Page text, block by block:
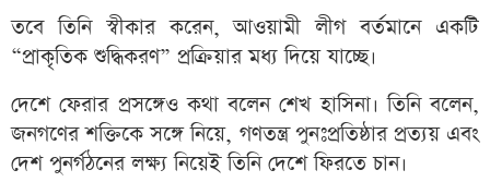
তবে তিনি স্বীকার করেন, আওয়ামী লীগ বর্তমানে একটি
“প্রাকৃতিক শুদ্ধিকরণ” প্রক্রিয়ার মধ্য দিয়ে যাচ্ছে।
দেশে ফেরার প্রসঙ্গেও কথা বলেন শেখ হাসিনা। তিনি বলেন,
জনগণের শক্তিকে সঙ্গে নিয়ে, গণতন্ত্র পুনঃপ্রতিষ্ঠার প্রত্যয় এবং
দেশ পুনর্গঠনের লক্ষ্য নিয়েই তিনি দেশে ফিরতে চান।